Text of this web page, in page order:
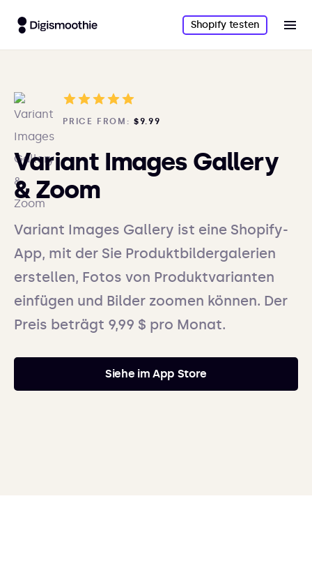
Shopify testen
PRICE FROM: $9.99
Variant Images Gallery
& Zoom
Variant Images Gallery ist eine Shopify-
App, mit der Sie Produktbildergalerien
erstellen, Fotos von Produktvarianten
einfügen und Bilder zoomen können. Der
Preis beträgt 9,99 $ pro Monat.
Siehe im App Store